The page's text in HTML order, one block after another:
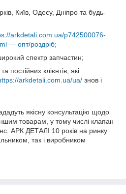
Київ, Одесу, Дніпро та будь-
arkdetali.com.ua/p742500076-
— опт/роздріб;
спектр запчастин;
постійних клієнтів, які
arkdetali.com.ua/ua/ знов і
якісну консультацію щодо
товарам, у тому числі клапан
АРК ДЕТАЛІ 10 років на ринку
так і виробником